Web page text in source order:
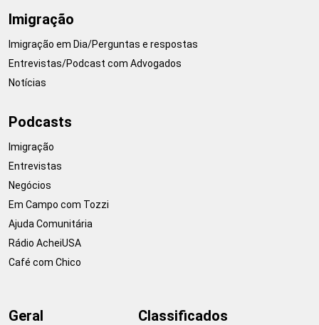
Imigração
Imigração em Dia/Perguntas e respostas
Entrevistas/Podcast com Advogados
Notícias
Podcasts
Imigração
Entrevistas
Negócios
Em Campo com Tozzi
Ajuda Comunitária
Rádio AcheiUSA
Café com Chico
Geral Classificados